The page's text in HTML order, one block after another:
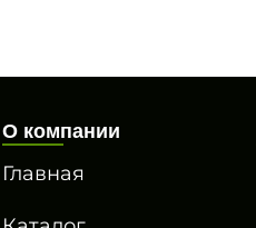
О компании
Главная